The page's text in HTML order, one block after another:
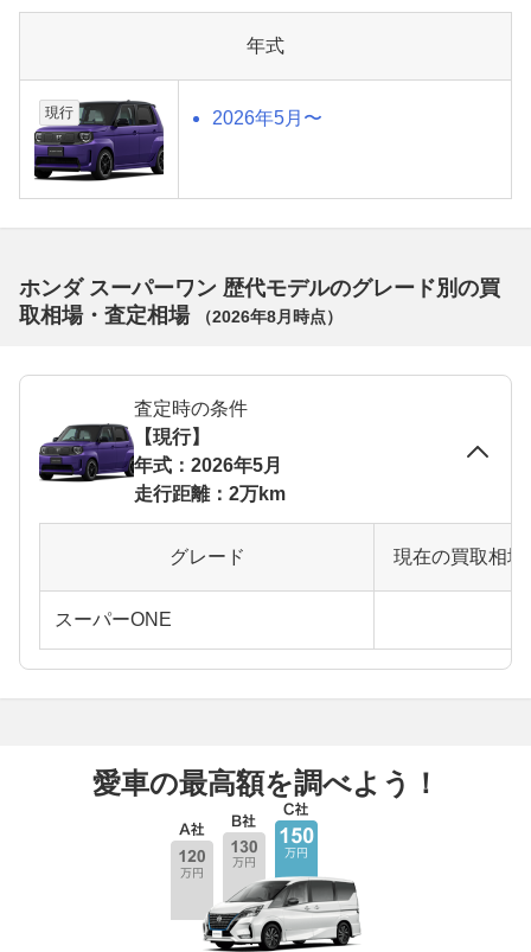
年式
現行 2026年5月〜
ホンダ スーパーワン 歴代モデルのグレード別の買
取相場・査定相場
（2026年8月 時点）
査定時の条件
【現行】
年式：2026年5月
走行距離：2万km
グレード 現在の買取相
スーパーONE
愛車の最高額を調べよう！